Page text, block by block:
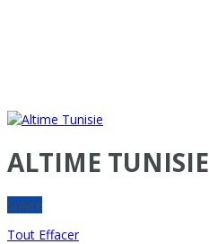
ALTIME TUNISIE
Suivre
Tout Effacer